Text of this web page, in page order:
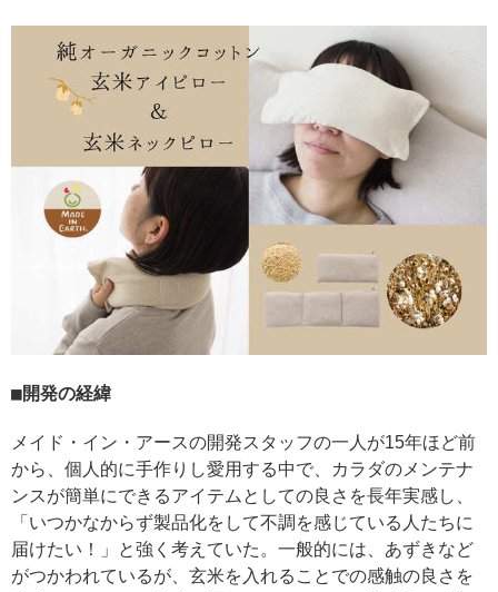
開発の経緯
メイド・イン・アースの開発スタッフの一人が15年ほど前
から、個人的に手作りし愛用する中で、カラダのメンテナ
ンスが簡単にできるアイテムとしての良さを長年実感し、
「いつかなからず製品化をして不調を感じている人たちに
届けたい！」と強く考えていた。一般的には、あずきなど
がつかわれているが、玄米を入れることでの感触の良さを